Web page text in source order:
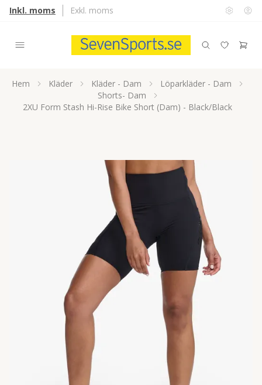
Inkl. moms Exkl. moms
Hem Kläder Kläder - Dam
Löparkläder - Dam
Shorts- Dam
2XU Form Stash Hi-Rise Bike Short (Dam) - Black/Black